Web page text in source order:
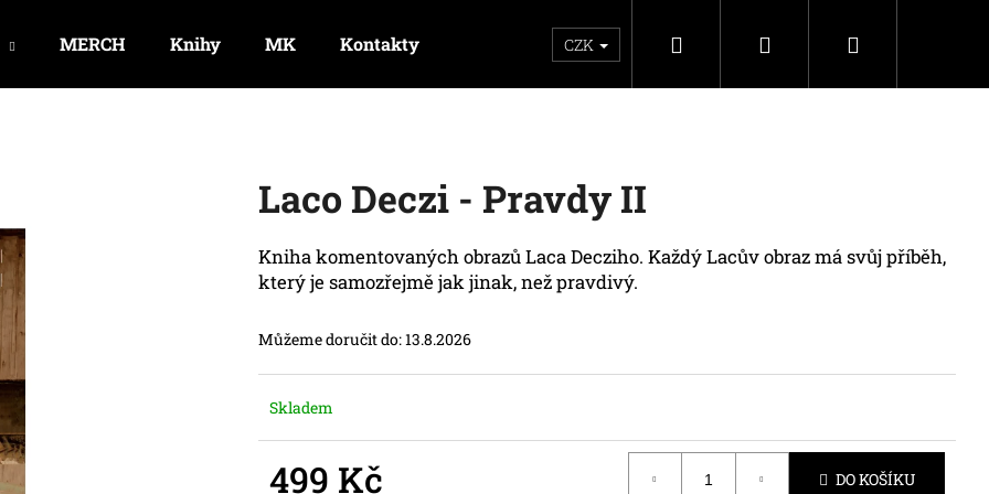
MERCH Knihy MK Kontakty Obchodní podmínky
CZK Hledat PřihlášeníNákupní
Laco Deczi - Pravdy II
Kniha komentovaných obrazů Laca Decziho. Každý Lacův obraz má svůj příběh,
který je samozřejmě jak jinak, než pravdivý.
Můžeme doručit do:13.8.2026
Skladem
499 Kč DO KOŠÍKU
HLEDAT
THE KING OF BALLADS
LACO DECZI - LP PROTON